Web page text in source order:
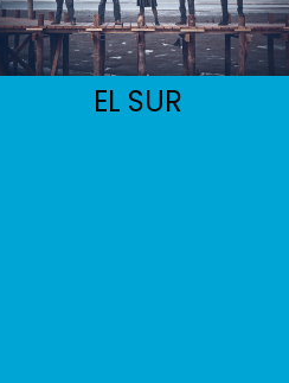
EL SUR